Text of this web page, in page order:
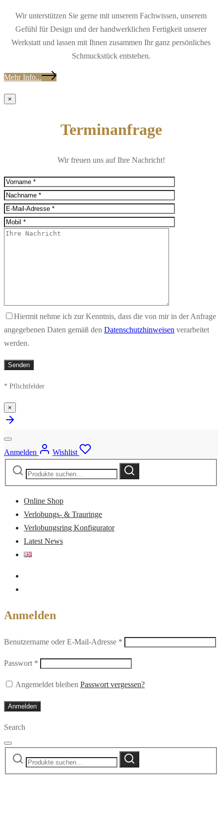
Wir unterstützen Sie gerne mit unserem Fachwissen, unserem
Gefühl für Design und der handwerklichen Fertigkeit unserer
Werkstatt und lassen mit Ihnen zusammen Ihr ganz persönliches
Schmuckstück entstehen.
Mehr Info...
×
Terminanfrage
Wir freuen uns auf Ihre Nachricht!
Hiermit nehme ich zur Kenntnis, dass die von mir in der Anfrage
angegebenen Daten gemäß den Datenschutzhinweisen verarbeitet
werden.
* Pflichtfelder
×
Anmelden
Wishlist
Suche
Suche
Online Shop
Verlobungs- & Trauringe
Verlobungsring Konfigurator
Latest News
Anmelden
Benutzername oder E-Mail-Adresse *
Passwort *
Angemeldet bleiben Passwort vergessen?
Anmelden
Search
Suche
Suche